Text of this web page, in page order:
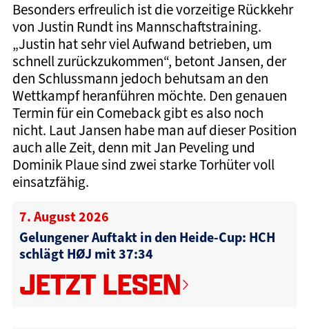
Besonders erfreulich ist die vorzeitige Rückkehr
von Justin Rundt ins Mannschaftstraining.
„Justin hat sehr viel Aufwand betrieben, um
schnell zurückzukommen“, betont Jansen, der
den Schlussmann jedoch behutsam an den
Wettkampf heranführen möchte. Den genauen
Termin für ein Comeback gibt es also noch
nicht. Laut Jansen habe man auf dieser Position
auch alle Zeit, denn mit Jan Peveling und
Dominik Plaue sind zwei starke Torhüter voll
einsatzfähig.
7. August 2026
Gelungener Auftakt in den Heide-Cup: HCH
schlägt HØJ mit 37:34
JETZT LESEN